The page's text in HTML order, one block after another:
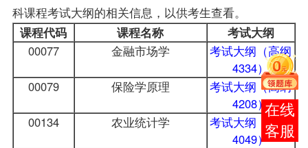
科课程考试大纲的相关信息，以供考生查看。
课程代码 课程名称
考试大纲
00077
金融市场学
考试大纲（高纲
4334）
00079
保险学原理
考试大纲（高纲
4208）
00134
农业统计学
考试大纲（高纲
4049）
报考
咨询